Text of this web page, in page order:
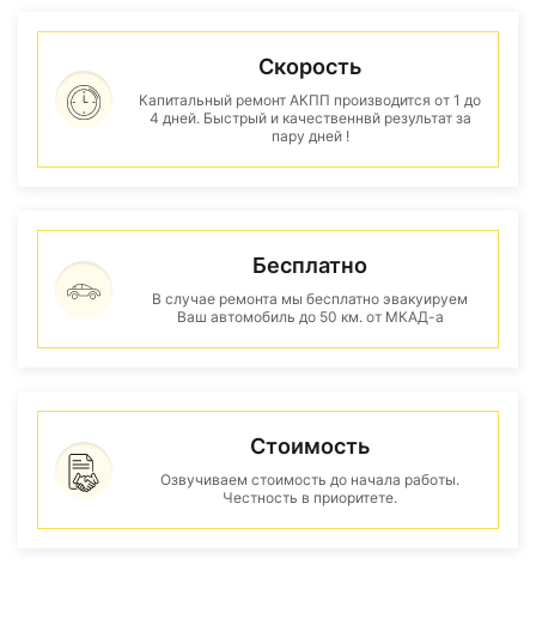
Скорость
Капитальный ремонт АКПП производится от 1 до
4 дней. Быстрый и качественнвй результат за
пару дней !
Бесплатно
В случае ремонта мы бесплатно эвакуируем
Ваш автомобиль до 50 км. от МКАД-а
Стоимость
Озвучиваем стоимость до начала работы.
Честность в приоритете.